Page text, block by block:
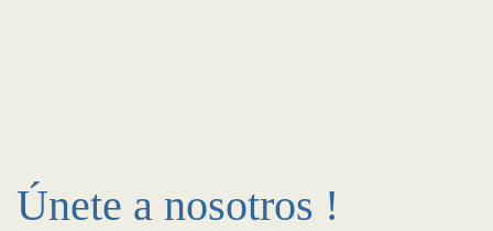
Únete a nosotros !